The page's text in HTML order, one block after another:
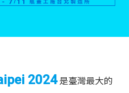
2024是臺灣最大的